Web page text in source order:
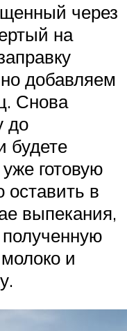
через
на
добавляем
Снова
до
будете
готовую
оставить в
выпекания,
и